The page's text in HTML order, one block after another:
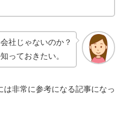
社じゃないのか？
っておきたい。
は非常に参考になる記事になっ